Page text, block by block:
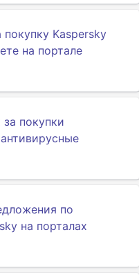
Kaspersky
на портале
покупки
по
на порталах